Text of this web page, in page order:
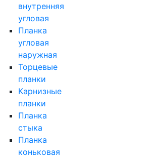
внутренняя
угловая
Планка
угловая
наружная
Торцевые
планки
Карнизные
планки
Планка
стыка
Планка
коньковая